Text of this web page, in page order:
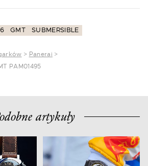
GMT SUBMERSIBLE
> Panerai >
PAM01495
artykuły